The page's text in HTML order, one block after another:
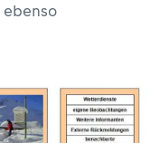
ebenso